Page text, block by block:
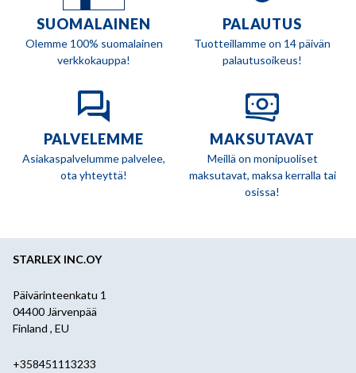
SUOMALAINEN
Olemme 100% suomalainen
verkkokauppa!
PALAUTUS
Tuotteillamme on 14 päivän
palautusoikeus!
PALVELEMME
Asiakaspalvelumme palvelee,
ota yhteyttä!
MAKSUTAVAT
Meillä on monipuoliset
maksutavat, maksa kerralla tai
osissa!
STARLEX INC.OY
Päivärinteenkatu 1
04400 Järvenpää
Finland , EU
+358451113233